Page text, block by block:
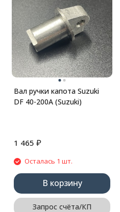
Вал ручки капота Suzuki
DF 40-200A (Suzuki)
1 465 ₽
Осталась 1 шт.
В корзину
Запрос счёта/КП